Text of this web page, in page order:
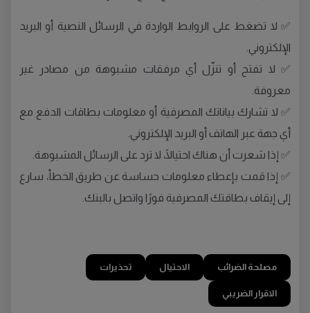
✅ لا تضغط على الروابط الواردة في الرسائل النصية أو البريد
الإلكتروني.
✅ لا تفتح أو تنزّل أي مرفقات مشبوهة من مصادر غير
معروفة.
✅ لا تشارك بياناتك المصرفية أو معلومات بطاقات الدفع مع
أي جهة عبر الهاتف أو البريد الإلكتروني.
✅ إذا شعرت أن هناك احتيالًا، لا ترد على الرسائل المشبوهة.
✅ إذا قمت بإعطاء معلومات حساسة عن طريق الخطأ، سارع
إلى إيقاف بطاقتك المصرفية فورًا واتصل بالبنك.
مصلحة الضرائب الاحتيال تحذيرات
الاقرار الضريبي